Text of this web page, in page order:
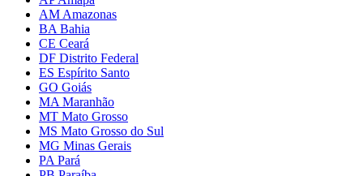
AM Amazonas
BA Bahia
CE Ceará
DF Distrito Federal
ES Espírito Santo
GO Goiás
MA Maranhão
MT Mato Grosso
MS Mato Grosso do Sul
MG Minas Gerais
PA Pará